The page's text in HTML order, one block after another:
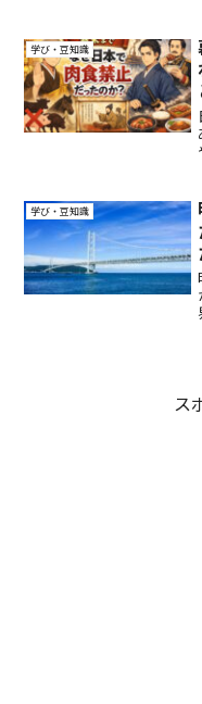
学び・豆知識
学び・豆知識
ス